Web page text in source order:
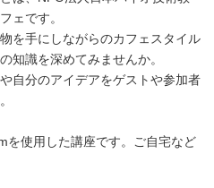
ェです。
を手にしながらのカフェスタイル
知識を深めてみませんか。
自分のアイデアをゲストや参加者
使用した講座です。ご自宅など